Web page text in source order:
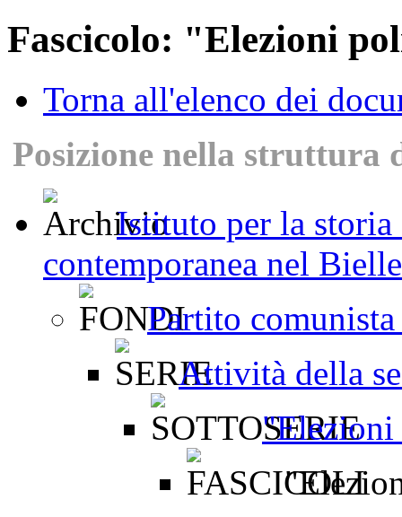
Fascicolo: "Elezioni
Torna all'elenco dei
Posizione nella struttura
Istituto per la storia
contemporanea nel
Partito
Attività della
"Elezioni